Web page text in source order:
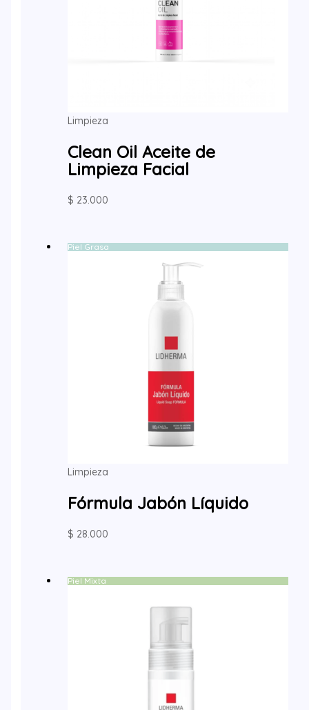
Limpieza
Clean Oil Aceite de
Limpieza Facial
$ 23.000
Piel Grasa
Limpieza
Fórmula Jabón Líquido
$ 28.000
Piel Mixta